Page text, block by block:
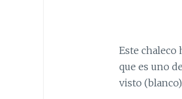
Este chaleco
que es uno
visto (blanco).